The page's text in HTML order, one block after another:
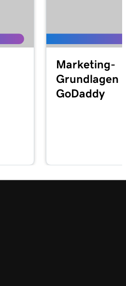
Marketing-
Grundlagen
GoDaddy